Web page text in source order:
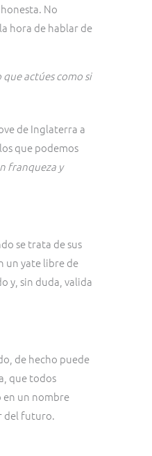
No
hora de hablar de
actúes como si
de Inglaterra a
que podemos
franqueza y
se trata de sus
un yate libre de
y, sin duda, valida
de hecho puede
que todos
en un nombre
del futuro.